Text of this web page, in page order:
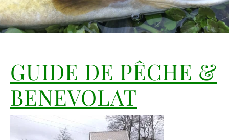
GUIDE DE PÊCHE &
BENEVOLAT